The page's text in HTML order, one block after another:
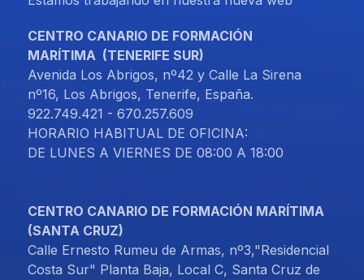
CENTRO CANARIO DE FORMACIÓN
MARÍTIMA (TENERIFE SUR)
Avenida Los Abrigos, nº42 y Calle La Sirena
nº16, Los Abrigos, Tenerife, España.
922.749.421 - 670.257.609
HORARIO HABITUAL DE OFICINA:
DE LUNES A VIERNES DE 08:00 A 18:00
CENTRO CANARIO DE FORMACIÓN MARÍTIMA
(SANTA CRUZ)
Calle Ernesto Rumeu de Armas, nº3,"Residencial
Costa Sur" Planta Baja, Local C, Santa Cruz de